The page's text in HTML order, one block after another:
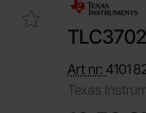
8 Dual komparator som favorit
Art nr: 4101
Texas